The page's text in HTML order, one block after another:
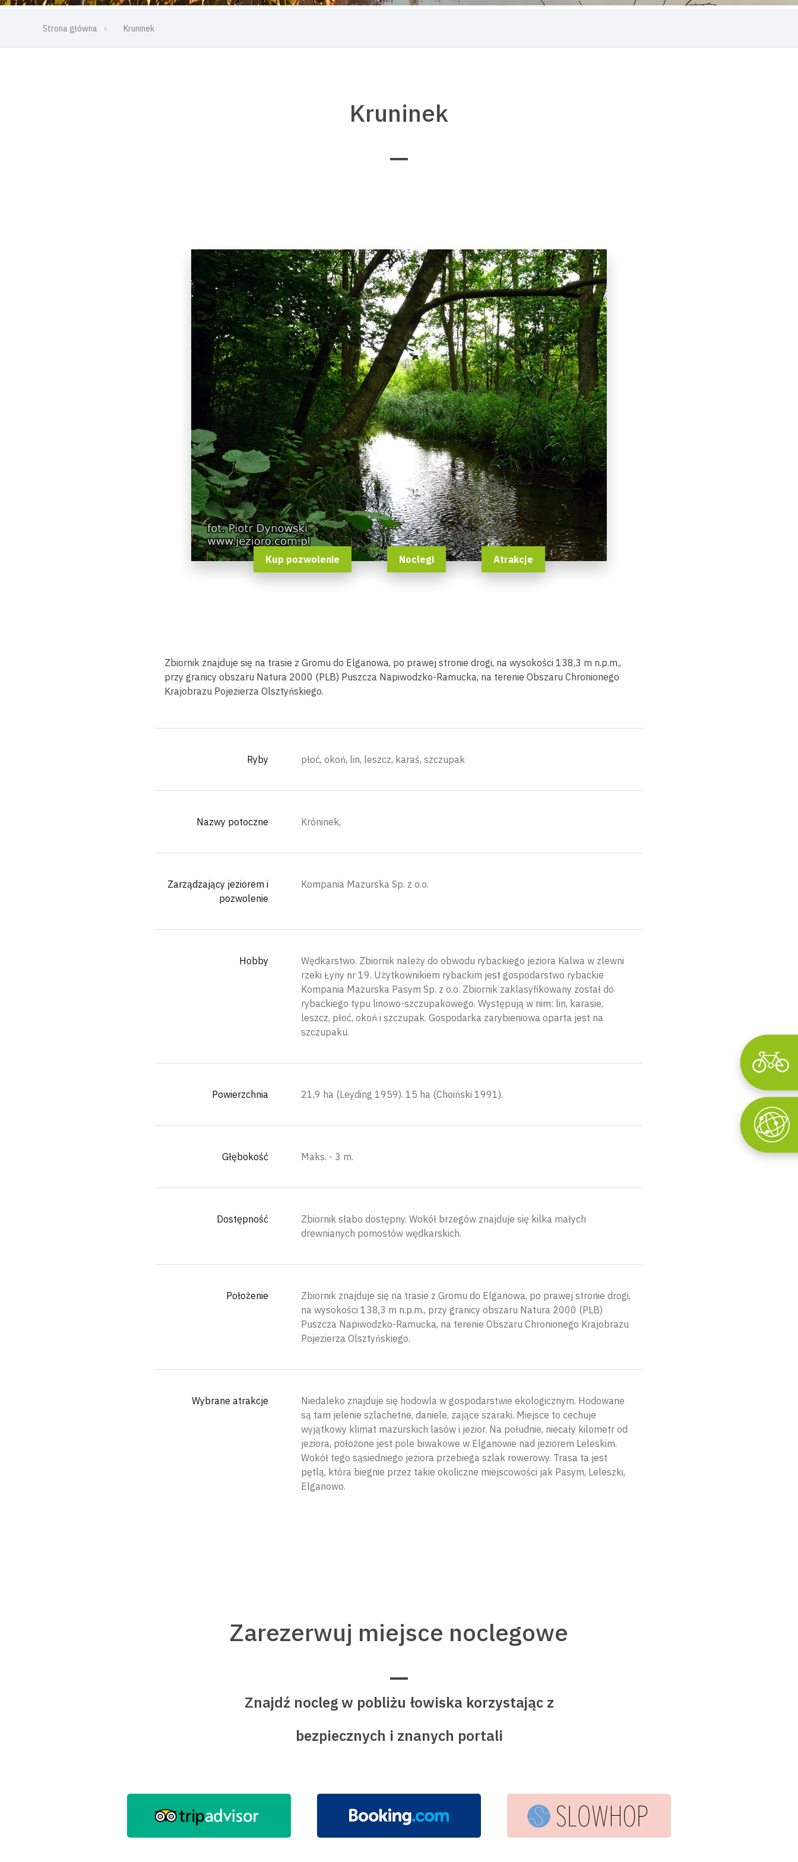
Strona główna Kruninek
Kruninek
Kup pozwolenie Noclegi Atrakcje
Zbiornik znajduje się na trasie z Gromu do Elganowa, po prawej stronie drogi, na wysokości 138,3 m n.p.m.,
przy granicy obszaru Natura 2000 (PLB) Puszcza Napiwodzko-Ramucka, na terenie Obszaru Chronionego
Krajobrazu Pojezierza Olsztyńskiego.
Ryby płoć, okoń, lin, leszcz, karaś, szczupak
Nazwy potoczne Króninek,
Zarządzający jeziorem i
pozwolenie
Kompania Mazurska Sp. z o.o.
Hobby
Wędkarstwo. Zbiornik należy do obwodu rybackiego jeziora Kalwa w zlewni
rzeki Łyny nr 19. Użytkownikiem rybackim jest gospodarstwo rybackie
Kompania Mazurska Pasym Sp. z o.o. Zbiornik zaklasyfikowany został do
rybackiego typu linowo-szczupakowego. Występują w nim: lin, karasie,
leszcz, płoć, okoń i szczupak. Gospodarka zarybieniowa oparta jest na
szczupaku.
Powierzchnia 21,9 ha (Leyding 1959). 15 ha (Choiński 1991).
Głębokość Maks. - 3 m.
Dostępność
Zbiornik słabo dostępny. Wokół brzegów znajduje się kilka małych
drewnianych pomostów wędkarskich.
Położenie
Zbiornik znajduje się na trasie z Gromu do Elganowa, po prawej stronie drogi,
na wysokości 138,3 m n.p.m., przy granicy obszaru Natura 2000 (PLB)
Puszcza Napiwodzko-Ramucka, na terenie Obszaru Chronionego Krajobrazu
Pojezierza Olsztyńskiego.
Wybrane atrakcje
Niedaleko znajduje się hodowla w gospodarstwie ekologicznym. Hodowane
są tam jelenie szlachetne, daniele, zające szaraki. Miejsce to cechuje
wyjątkowy klimat mazurskich lasów i jezior. Na południe, niecały kilometr od
jeziora, położone jest pole biwakowe w Elganowie nad jeziorem Leleskim.
Wokół tego sąsiedniego jeziora przebiega szlak rowerowy. Trasa ta jest
pętlą, która biegnie przez takie okoliczne miejscowości jak Pasym, Leleszki,
Elganowo.
Zarezerwuj miejsce noclegowe
Znajdź nocleg w pobliżu łowiska korzystając z
bezpiecznych i znanych portali
Wyszukaj